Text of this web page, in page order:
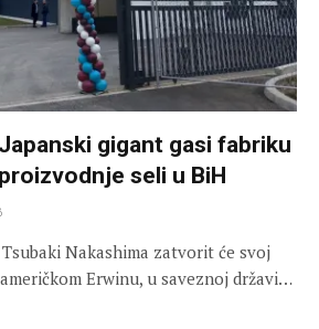
gigant gasi fabriku
seli u BiH
Nakashima zatvorit će svoj
Erwinu, u saveznoj državi…